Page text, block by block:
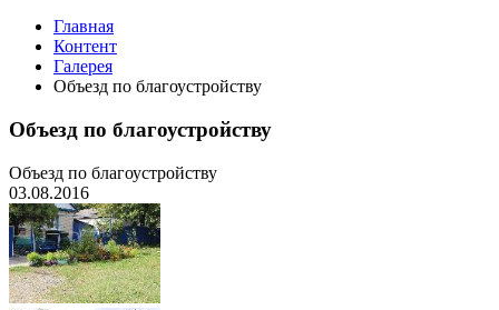
Главная
Контент
Галерея
Объезд по благоустройству
Объезд по благоустройству
Объезд по благоустройству
03.08.2016